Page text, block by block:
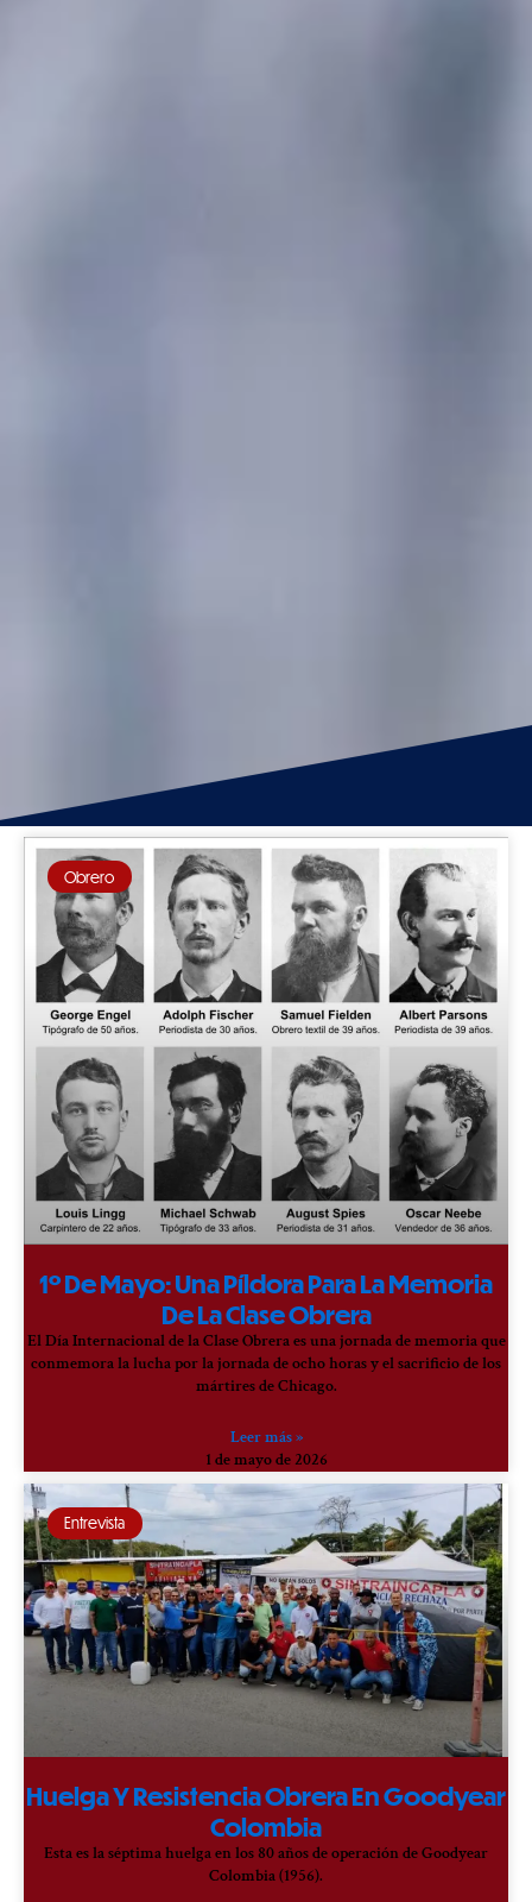
Obrero
1º De Mayo: Una Píldora Para La Memoria
De La Clase Obrera
El Día Internacional de la Clase Obrera es una jornada de memoria que
conmemora la lucha por la jornada de ocho horas y el sacrificio de los
mártires de Chicago.
Leer más »
1 de mayo de 2026
Entrevista
Huelga Y Resistencia Obrera En Goodyear
Colombia
Esta es la séptima huelga en los 80 años de operación de Goodyear
Colombia (1956).